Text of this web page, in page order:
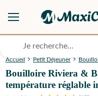
Accueil Petit Déjeuner
Bouilloire Riviera &
température réglable